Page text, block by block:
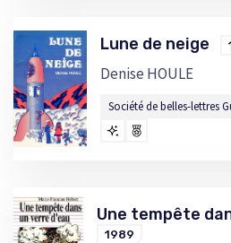
Lune de neige
Denise HOULE
Société de belles-lettres
Une tempête
1989